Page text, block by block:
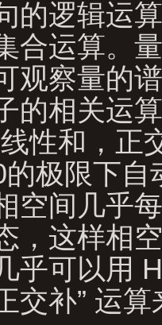
的逻辑运
合运算。
观察量的
的相关运
性和，正
的极限下自
空间几乎
，这样相
乎可以用
交补” 运算